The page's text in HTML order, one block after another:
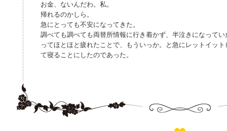
お金、ないんだわ。私。
帰れるのかしら。
急にとっても不安になってきた。
調べても調べても両替所情報に行き着かず、半泣きになって
ってほとほと疲れたことで、もういっか。と急にレットイッ
て寝ることにしたのであった。